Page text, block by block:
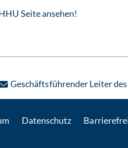
Seite ansehen!
Geschäftsführender Leiter
Datenschutz